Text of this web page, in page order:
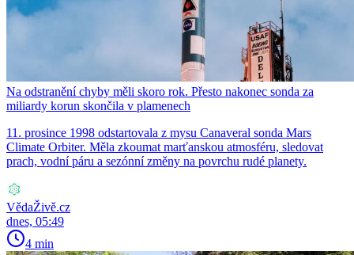
Na odstranění chyby měli skoro rok. Přesto nakonec sonda za
miliardy korun skončila v plamenech
11. prosince 1998 odstartovala z mysu Canaveral sonda Mars
Climate Orbiter. Měla zkoumat marťanskou atmosféru, sledovat
prach, vodní páru a sezónní změny na povrchu rudé planety.
VědaŽivě.cz
dnes, 05:49
4 min